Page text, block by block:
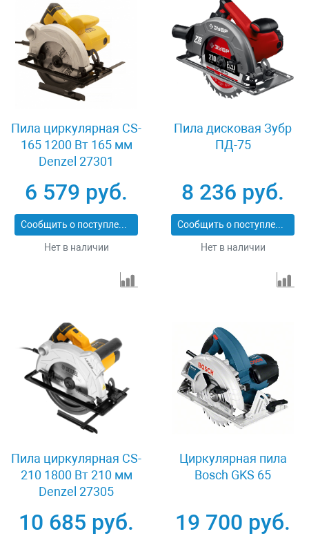
Пила циркулярная CS-
165 1200 Вт 165 мм
Denzel 27301
6 579 руб.
Сообщить о поступлении
Нет в наличии
Пила дисковая Зубр
ПД-75
8 236 руб.
Сообщить о поступлении
Нет в наличии
Пила циркулярная CS-
210 1800 Вт 210 мм
Denzel 27305
10 685 руб.
Циркулярная пила
Bosch GKS 65
19 700 руб.